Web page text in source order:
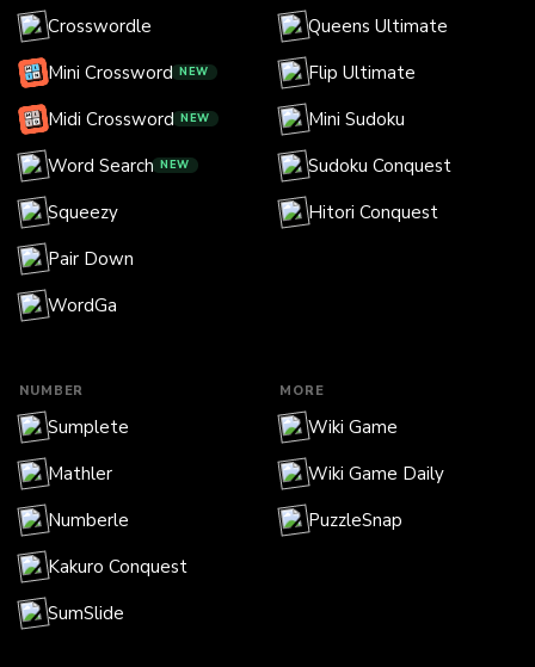
Crosswordle
Mini Crossword NEW
Midi Crossword NEW
Word Search NEW
Squeezy
Pair Down
WordGa
Queens Ultimate
Flip Ultimate
Mini Sudoku
Sudoku Conquest
Hitori Conquest
NUMBER
Sumplete
Mathler
Numberle
Kakuro Conquest
SumSlide
MORE
Wiki Game
Wiki Game Daily
PuzzleSnap